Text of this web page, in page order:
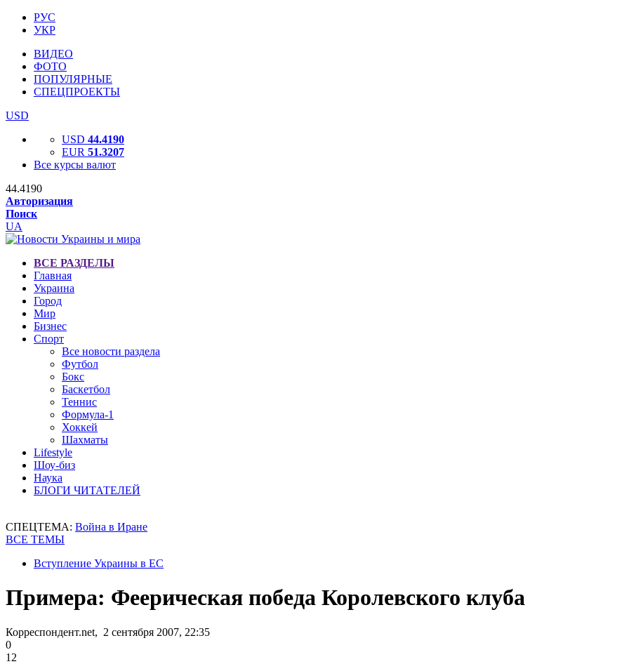
РУС
УКР
ВИДЕО
ФОТО
ПОПУЛЯРНЫЕ
СПЕЦПРОЕКТЫ
USD
USD 44.4190
EUR 51.3207
Все курсы валют
44.4190
Авторизация
Поиск
UA
ВСЕ РАЗДЕЛЫ
Главная
Украина
Город
Мир
Бизнес
Спорт
Все новости раздела
Футбол
Бокс
Баскетбол
Теннис
Формула-1
Хоккей
Шахматы
Lifestyle
Шоу-биз
Наука
БЛОГИ ЧИТАТЕЛЕЙ
СПЕЦТЕМА: Война в Иране
ВСЕ ТЕМЫ
Вступление Украины в ЕС
Примера: Феерическая победа Королевского клуба
Корреспондент.net, 2 сентября 2007, 22:35
0
12